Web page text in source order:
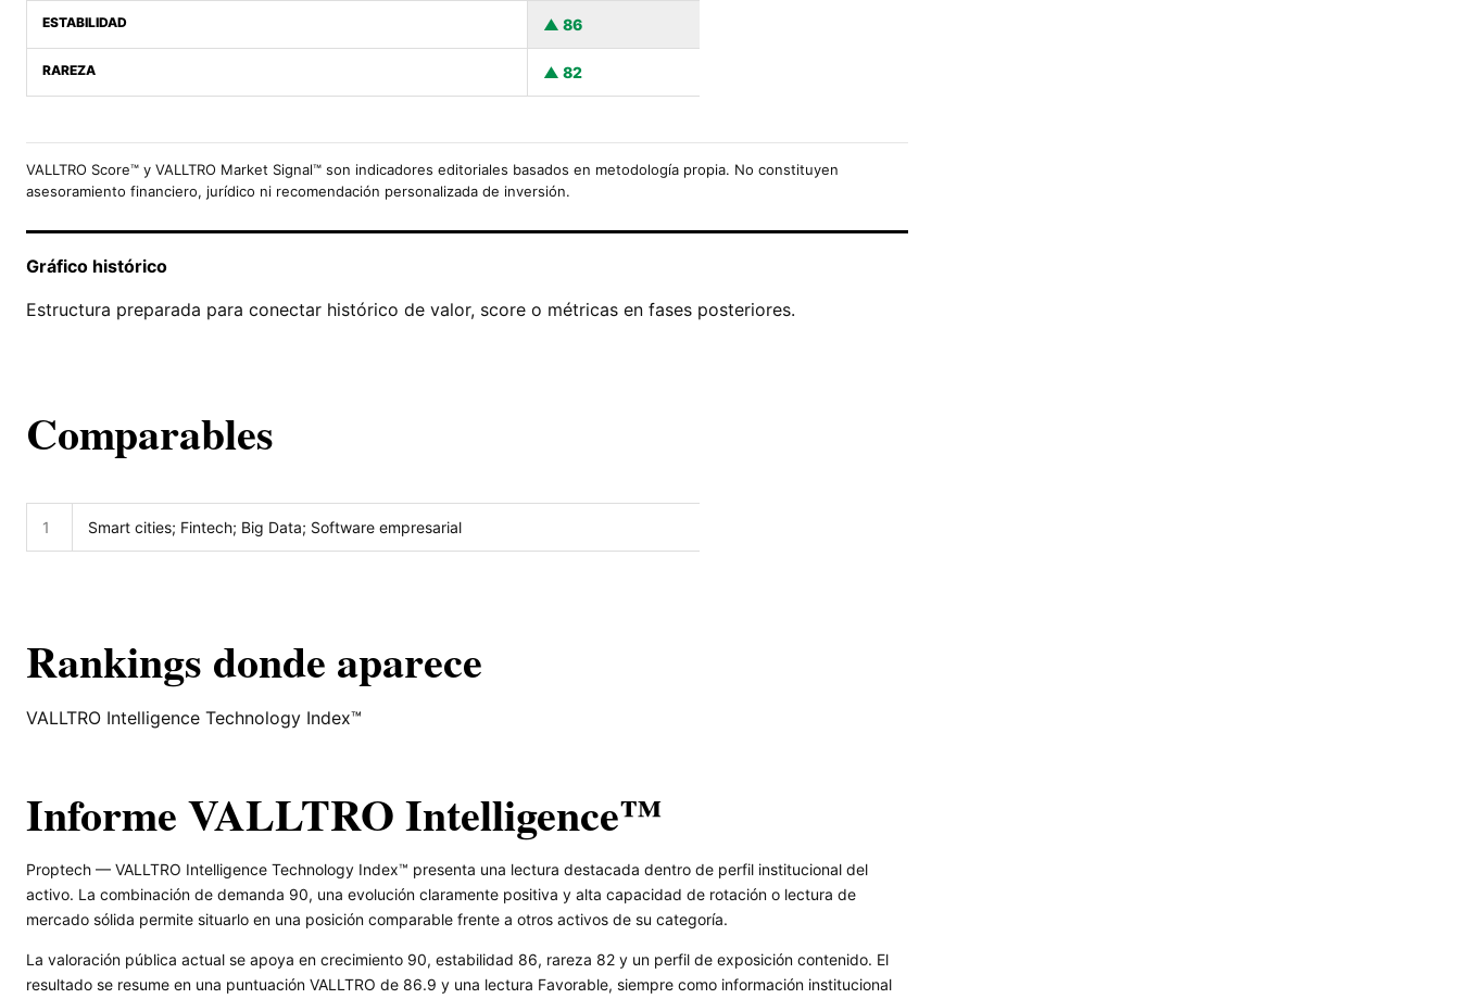
ESTABILIDAD 86
RAREZA 82
VALLTRO Score™ y VALLTRO Market Signal™ son indicadores editoriales basados en metodología propia. No constituyen
asesoramiento financiero, jurídico ni recomendación personalizada de inversión.
Gráfico histórico
Estructura preparada para conectar histórico de valor, score o métricas en fases posteriores.
Comparables
1 Smart cities; Fintech; Big Data; Software empresarial
Rankings donde aparece
VALLTRO Intelligence Technology Index™
Informe VALLTRO Intelligence™
Proptech — VALLTRO Intelligence Technology Index™ presenta una lectura destacada dentro de perfil institucional del
activo. La combinación de demanda 90, una evolución claramente positiva y alta capacidad de rotación o lectura de
mercado sólida permite situarlo en una posición comparable frente a otros activos de su categoría.
La valoración pública actual se apoya en crecimiento 90, estabilidad 86, rareza 82 y un perfil de exposición contenido. El
resultado se resume en una puntuación VALLTRO de 86.9 y una lectura Favorable, siempre como información institucional